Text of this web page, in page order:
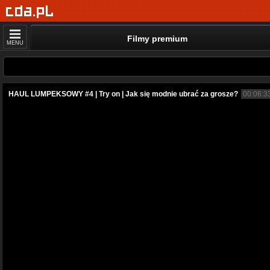
MENU Filmy premium
HAUL LUMPEKSOWY #4 | Try on | Jak się modnie ubrać za grosze?